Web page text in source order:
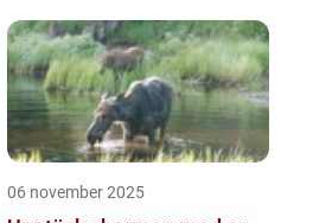
06 november 2025